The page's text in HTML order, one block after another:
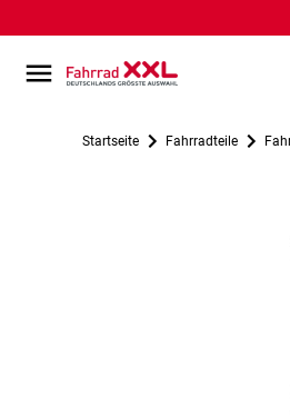
Startseite Fahrradteile